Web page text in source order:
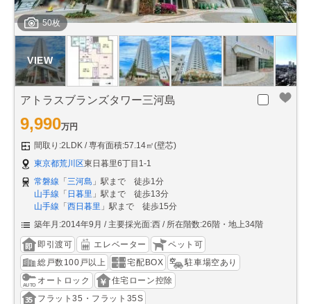
50枚
アトラスブランズタワー三河島
9,990万円
間取り:2LDK
専有面積:57.14㎡(壁芯)
東京都荒川区東日暮里6丁目1-1
常磐線 「三河島 」駅まで 徒歩1分
山手線 「 日暮里 」駅まで 徒歩13分
山手線 「西日暮里 」駅まで 徒歩15分
築年月:2014年9月
主要採光面:西 所在階数:26階・地上34階
即引渡可 エレベーター
ペット可
総戸数100戸以上
宅配BOX
駐車場空あり
オートロック
住宅ローン控除
フラット35・フラット35S